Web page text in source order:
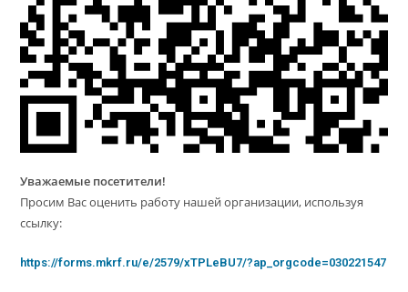
Уважаемые посетители!
Просим Вас оценить работу нашей организации, используя
ссылку:
https://forms.mkrf.ru/e/2579/xTPLeBU7/?ap_orgcode=030221547